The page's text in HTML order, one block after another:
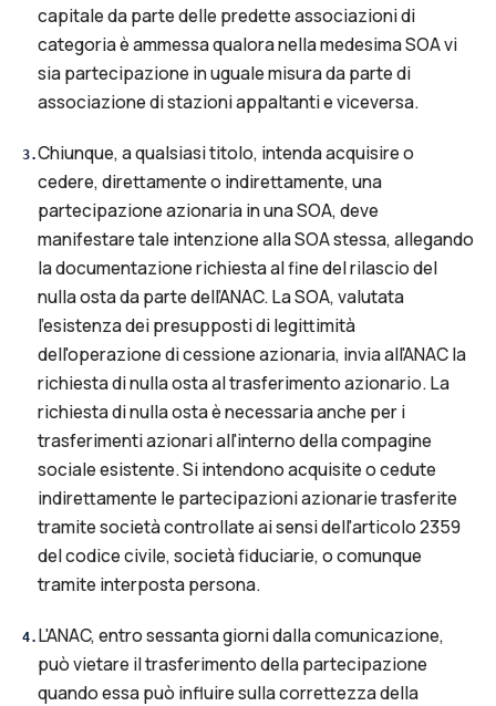
capitale da parte delle predette associazioni di
categoria è ammessa qualora nella medesima SOA vi
sia partecipazione in uguale misura da parte di
associazione di stazioni appaltanti e viceversa.
3.Chiunque, a qualsiasi titolo, intenda acquisire o
cedere, direttamente o indirettamente, una
partecipazione azionaria in una SOA, deve
manifestare tale intenzione alla SOA stessa, allegando
la documentazione richiesta al fine del rilascio del
nulla osta da parte dell’ANAC. La SOA, valutata
l'esistenza dei presupposti di legittimità
dell'operazione di cessione azionaria, invia all'ANAC la
richiesta di nulla osta al trasferimento azionario. La
richiesta di nulla osta è necessaria anche per i
trasferimenti azionari all'interno della compagine
sociale esistente. Si intendono acquisite o cedute
indirettamente le partecipazioni azionarie trasferite
tramite società controllate ai sensi dell'articolo 2359
del codice civile, società fiduciarie, o comunque
tramite interposta persona.
4. L'ANAC, entro sessanta giorni dalla comunicazione,
può vietare il trasferimento della partecipazione
quando essa può influire sulla correttezza della